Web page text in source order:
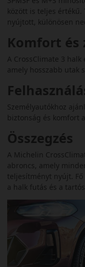
között is teljes
nyújtott, különösen
Komfort és
A CrossClimate 3 halk
amely hosszabb utak
Személyautókhoz
biztonság és komfort
Összegzés
A Michelin
abroncs, amely
teljesítményt nyújt. Fő
a halk futás és a